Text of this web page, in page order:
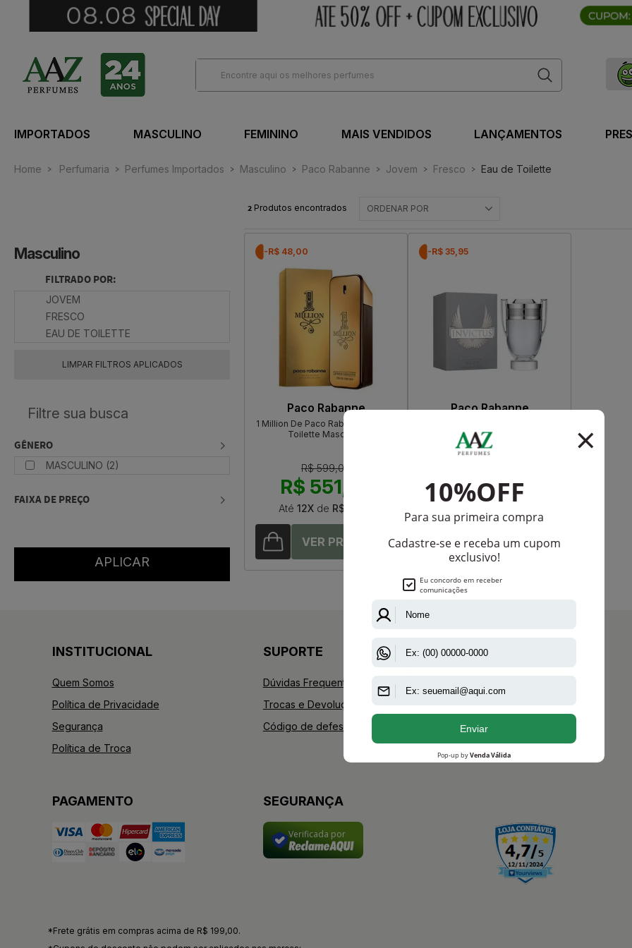
IMPORTADOS MASCULINO FEMININO MAIS VENDIDOS LANÇAMENTOS
Home Perfumaria Perfumes Importados Masculino Paco Rabanne Jovem Fresco Eau de Toilette
Masculino
FILTRADO POR:
JOVEM
FRESCO
EAU DE TOILETTE
LIMPAR FILTROS APLICADOS
GÊNERO
MASCULINO (2)
FAIXA DE PREÇO
ORDENAR POR
2 Produtos encontrados
-R$ 48,00
Paco Rabanne
1 Million De Paco Rabanne Eau De
Toilette Masculino
R$ 599,00
R$ 551,00
Até 12Xde R$ 45,91
-R$ 35,95
Paco Rabanne
Toilette Masculino
R$ 683,05
INSTITUCIONAL
Quem Somos
Política de Privacidade
Segurança
Política de Troca
SUPORTE
Dúvidas Frequentes
Trocas e Devoluções
Código de defesa do consumidor
+AAZ PERFUMES
Instagram
PAGAMENTO SEGURANÇA
Verificada por
*Frete grátis em compras acima de R$ 199,00.